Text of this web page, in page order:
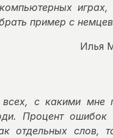
пример с
Илья
с какими мне
Процент ошибок
отдельных слов,